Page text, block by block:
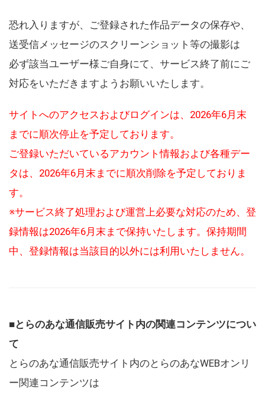
恐れ入りますが、ご登録された作品データの保存や、
送受信メッセージのスクリーンショット等の撮影は
必ず該当ユーザー様ご自身にて、サービス終了前にご
対応をいただきますようお願いいたします。
サイトへのアクセスおよびログインは、2026年6月末
までに順次停止を予定しております。
ご登録いただいているアカウント情報および各種デー
タは、2026年6月末までに順次削除を予定しておりま
す。
※サービス終了処理および運営上必要な対応のため、登
録情報は2026年6月末まで保持いたします。保持期間
中、登録情報は当該目的以外には利用いたしません。
■とらのあな通信販売サイト内の関連コンテンツについ
て
とらのあな通信販売サイト内のとらのあなWEBオンリ
ー関連コンテンツは